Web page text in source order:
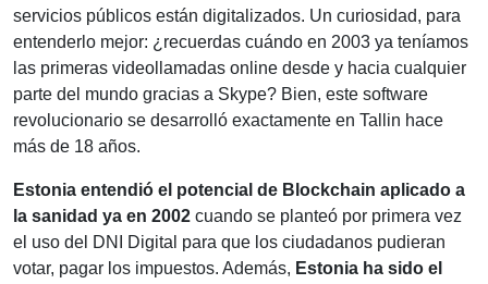
servicios públicos están digitalizados. Un curiosidad, para
entenderlo mejor: ¿recuerdas cuándo en 2003 ya teníamos
las primeras videollamadas online desde y hacia cualquier
parte del mundo gracias a Skype? Bien, este software
revolucionario se desarrolló exactamente en Tallin hace
más de 18 años.
Estonia entendió el potencial de Blockchain aplicado a
la sanidad ya en 2002 cuando se planteó por primera vez
el uso del DNI Digital para que los ciudadanos pudieran
votar, pagar los impuestos. Además, Estonia ha sido el